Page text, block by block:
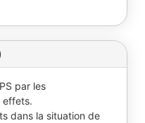
par les
effets.
dans la situation de